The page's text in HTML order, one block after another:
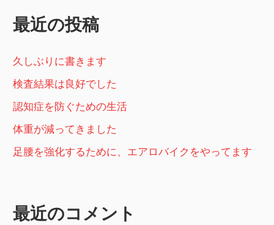
ン
最近の投稿
久しぶりに書きます
検査結果は良好でした
認知症を防ぐための生活
体重が減ってきました
足腰を強化するために、エアロバイクをやってます
最近のコメント